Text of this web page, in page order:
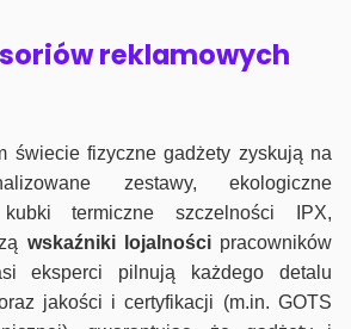
reklamowych
świecie fizyczne gadżety zyskują na
zestawy, ekologiczne
termiczne szczelności IPX,
wskaźniki lojalnościpracowników
eksperci pilnują każdego detalu
jakości i certyfikacji (m.in. GOTS